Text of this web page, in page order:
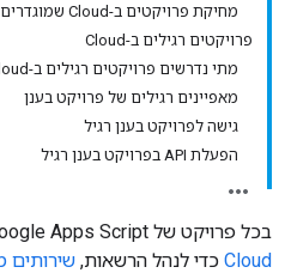
מחיקת פרויקטים ב-Cloud שמוגדרים כברירת מחדל
פרויקטים רגילים ב-Cloud
מתי נדרשים פרויקטים רגילים ב-Cloud ב-Apps Script
מאפיינים רגילים של פרויקט בענן
גישה לפרויקט בענן רגיל
הפעלת API בפרויקט בענן רגיל
בכל פרויקט של Google Apps Script נעשה שימוש ב-
Cloud כדי לנהל הרשאות,